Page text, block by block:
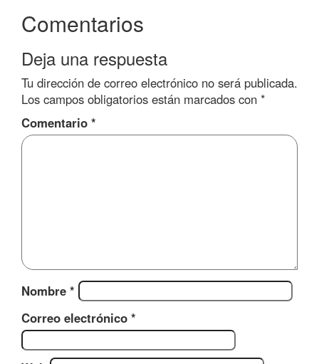
Comentarios
Deja una respuesta
Tu dirección de correo electrónico no será publicada.
Los campos obligatorios están marcados con *
Comentario *
Nombre *
Correo electrónico *